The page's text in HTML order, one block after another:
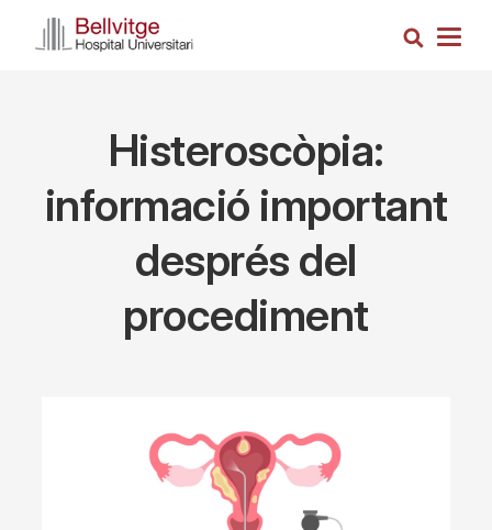
Search
Histeroscòpia:
informació important
després del
procediment